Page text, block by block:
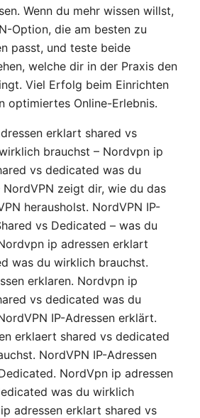
Wenn du mehr wissen willst,
Option, die am besten zu
passt, und teste beide
welche dir in der Praxis den
Viel Erfolg beim Einrichten
optimiertes Online-Erlebnis.
erklart shared vs
brauchst – Nordvpn ip
vs dedicated was du
zeigt dir, wie du das
herausholst. NordVPN IP-
vs Dedicated – was du
ip adressen erklart
was du wirklich brauchst.
erklaren. Nordvpn ip
vs dedicated was du
IP-Adressen erklärt.
erklaert shared vs dedicated
NordVPN IP-Adressen
NordVpn ip adressen
was du wirklich
adressen erklart shared vs